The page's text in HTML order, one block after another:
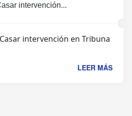
intervención...
intervención en Tribuna
LEER MÁS